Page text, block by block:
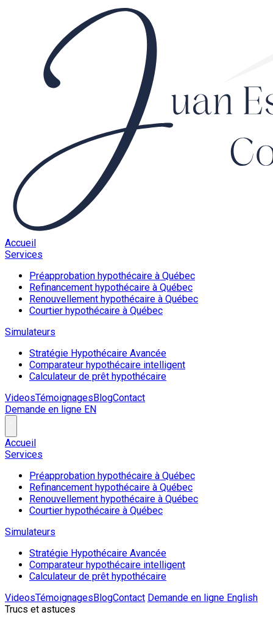
Accueil
Services
Préapprobation hypothécaire à Québec
Refinancement hypothécaire à Québec
Renouvellement hypothécaire à Québec
Courtier hypothécaire à Québec
Simulateurs
Stratégie Hypothécaire Avancée
Comparateur hypothécaire intelligent
Calculateur de prêt hypothécaire
VideosTémoignagesBlogContact
Demande en ligne EN
Accueil
Services
Préapprobation hypothécaire à Québec
Refinancement hypothécaire à Québec
Renouvellement hypothécaire à Québec
Courtier hypothécaire à Québec
Simulateurs
Stratégie Hypothécaire Avancée
Comparateur hypothécaire intelligent
Calculateur de prêt hypothécaire
VideosTémoignagesBlogContact Demande en ligne English
Trucs et astuces